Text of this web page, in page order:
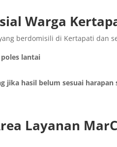
Warga
berdomisili di Kertapati dan
lantai
jika hasil belum sesuai
Layanan